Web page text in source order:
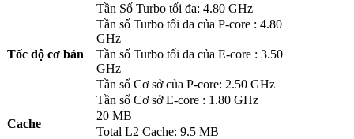
Tốc độ cơ bản
Tần Số Turbo tối đa: 4.80 GHz
Tần số Turbo tối đa của P-core : 4.80
GHz
Tần số Turbo tối đa của E-core : 3.50
GHz
Tần số Cơ sở của P-core: 2.50 GHz
Tần số Cơ sở E-core : 1.80 GHz
Cache
20 MB
Total L2 Cache: 9.5 MB